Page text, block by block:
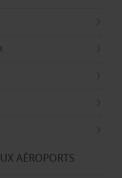
AÉROPORTS